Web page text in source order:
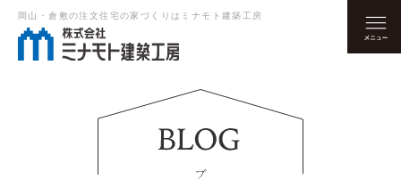
岡山・倉敷の注文住宅の家づくりはミナモト建築工房